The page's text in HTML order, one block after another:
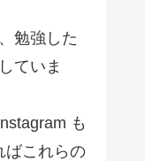
勉強した
ていま
も
ばこれらの